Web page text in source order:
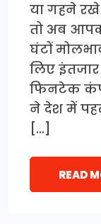
या गहने
तो अब
घंटों
लिए
फिनटेक
ने देश में
[…]
READ